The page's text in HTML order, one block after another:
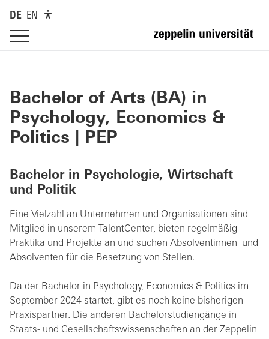
DE EN
Bachelor of Arts (BA) in
Psychology, Economics &
Politics | PEP
Bachelor in Psychologie, Wirtschaft
und Politik
Eine Vielzahl an Unternehmen und Organisationen sind
Mitglied in unserem TalentCenter, bieten regelmäßig
Praktika und Projekte an und suchen Absolventinnen und
Absolventen für die Besetzung von Stellen.
Da der Bachelor in Psychology, Economics & Politics im
September 2024 startet, gibt es noch keine bisherigen
Praxispartner. Die anderen Bachelorstudiengänge in
Staats- und Gesellschaftswissenschaften an der Zeppelin